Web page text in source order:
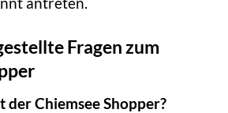
Fragen zum
der Chiemsee Shopper?